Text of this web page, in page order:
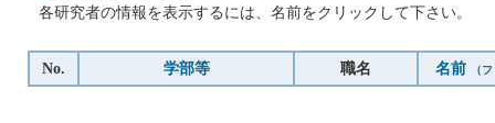
各研究者の情報を表示するには、名前をクリックして下さい。
No. 学部等 職名 名前 （